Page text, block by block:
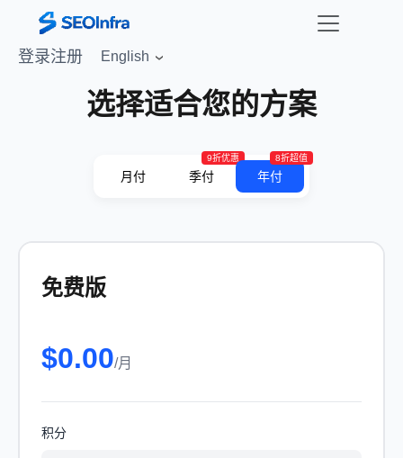
登录注册 English
选择适合您的方案
月付 季付
9折优惠
年付
8折超值
免费版
$0.00/月
积分